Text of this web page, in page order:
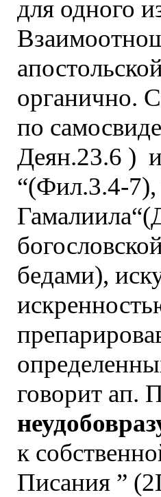
для одного
органично.
по
Деян.23.6 )
“(Фил.3.4-
бедами),
говорит ап.
к
Писания ”